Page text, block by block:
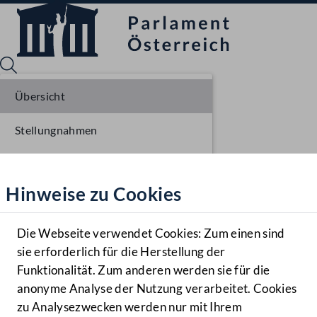
Hilfe
Benutzer
Navigationsmenü öffnen
MENÜ
Hinweise zu Cookies
Die Webseite verwendet Cookies: Zum einen sind
sie erforderlich für die Herstellung der
Funktionalität. Zum anderen werden sie für die
anonyme Analyse der Nutzung verarbeitet. Cookies
zu Analysezwecken werden nur mit Ihrem
Übersicht
Stellungnahmen
Einlangen NR
Erste Lesung NR
Ausschussberatungen NR
Plenarberatungen NR